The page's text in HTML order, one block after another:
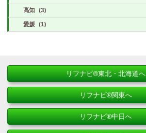
高知 (3)
愛媛 (1)
リフナビ®東北・北海道へ
リフナビ®関東へ
リフナビ®中日へ